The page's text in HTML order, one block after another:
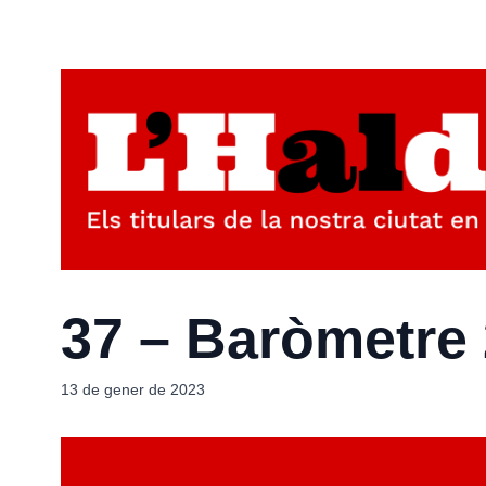
37 – Baròmetre
13 de gener de 2023